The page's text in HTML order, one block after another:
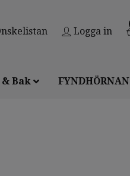
Logga in
Bak FYNDHÖRNAN